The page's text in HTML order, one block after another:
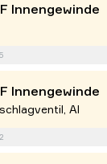
Innengewinde
Innengewinde
Al